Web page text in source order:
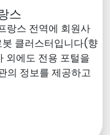
스
랑스 전역에 회원사
봇 클러스터입니다(향
외에도 전용 포털을
의 정보를 제공하고